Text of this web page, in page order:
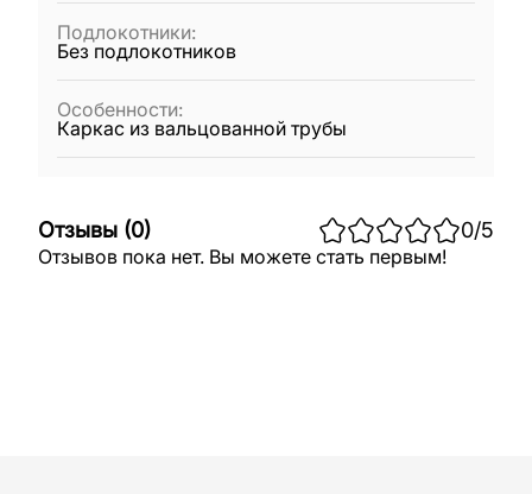
Подлокотники:
Без подлокотников
Особенности:
Каркас из вальцованной трубы
Отзывы (0) 0/5
Отзывов пока нет. Вы можете стать первым!